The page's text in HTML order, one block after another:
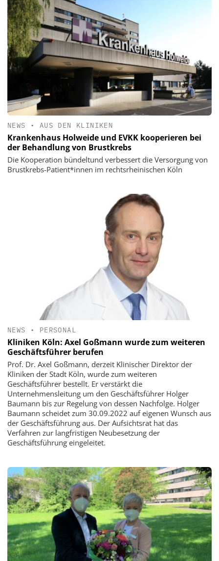
NEWS • AUS DEN KLINIKEN
Krankenhaus Holweide und EVKK kooperieren bei
der Behandlung von Brustkrebs
Die Kooperation bündeltund verbessert die Versorgung von
Brustkrebs-Patient*innen im rechtsrheinischen Köln
NEWS • PERSONAL
Kliniken Köln: Axel Goßmann wurde zum weiteren
Geschäftsführer berufen
Prof. Dr. Axel Goßmann, derzeit Klinischer Direktor der
Kliniken der Stadt Köln, wurde zum weiteren
Geschäftsführer bestellt. Er verstärkt die
Unternehmensleitung um den Geschäftsführer Holger
Baumann bis zur Regelung von dessen Nachfolge. Holger
Baumann scheidet zum 30.09.2022 auf eigenen Wunsch aus
der Geschäftsführung aus. Der Aufsichtsrat hat das
Verfahren zur langfristigen Neubesetzung der
Geschäftsführung eingeleitet.